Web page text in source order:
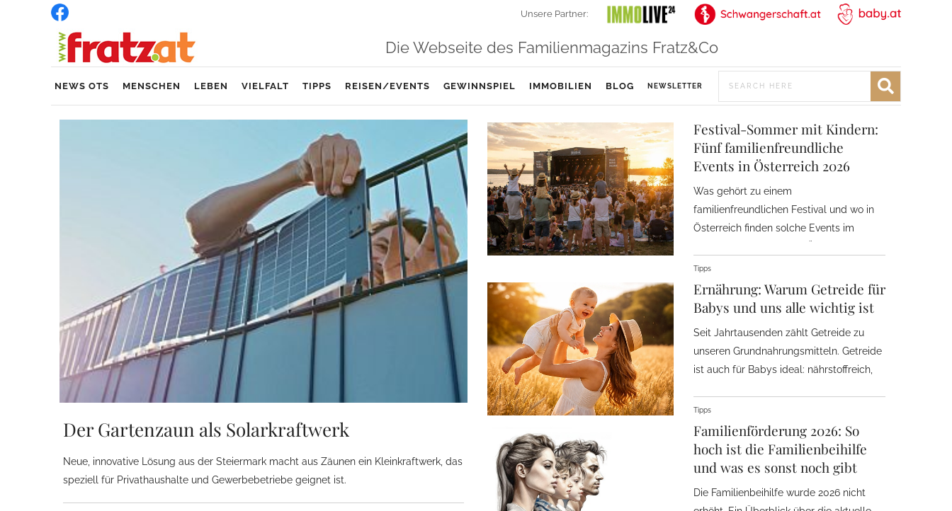
Unsere Partner:
Die Webseite des Familienmagazins Fratz&Co
NEWS OTS MENSCHEN LEBEN VIELFALT TIPPS REISEN/EVENTS GEWINNSPIEL IMMOBILIEN BLOG NEWSLETTER
Der Gartenzaun als Solarkraftwerk
Neue, innovative Lösung aus der Steiermark macht aus Zäunen ein Kleinkraftwerk, das
speziell für Privathaushalte und Gewerbebetriebe geignet ist.
Festival-Sommer mit Kindern:
Fünf familienfreundliche
Events in Österreich 2026
Was gehört zu einem
familienfreundlichen Festival und wo in
Österreich finden solche Events im
Tipps
Ernährung: Warum Getreide für
Babys und uns alle wichtig ist
Seit Jahrtausenden zählt Getreide zu
unseren Grundnahrungsmitteln. Getreide
ist auch für Babys ideal: nährstoffreich,
Tipps
Familienförderung 2026: So
hoch ist die Familienbeihilfe
und was es sonst noch gibt
Die Familienbeihilfe wurde 2026 nicht